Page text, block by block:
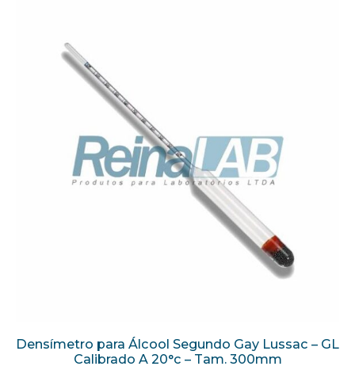
Densímetro para Álcool Segundo Gay Lussac – GL
Calibrado A 20°c – Tam. 300mm